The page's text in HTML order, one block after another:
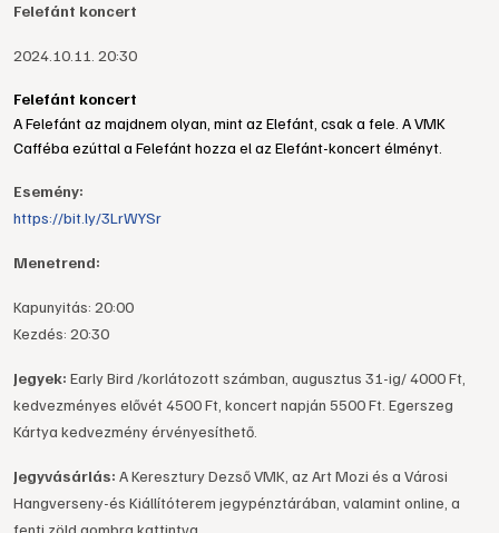
Felefánt koncert
2024.10.11. 20:30
Felefánt koncert
A Felefánt az majdnem olyan, mint az Elefánt, csak a fele. A VMK
Cafféba ezúttal a Felefánt hozza el az Elefánt-koncert élményt.
Esemény:
https://bit.ly/3LrWYSr
Menetrend:
Kapunyitás: 20:00
Kezdés: 20:30
Jegyek: Early Bird /korlátozott számban, augusztus 31-ig/ 4000 Ft,
kedvezményes elővét 4500 Ft, koncert napján 5500 Ft. Egerszeg
Kártya kedvezmény érvényesíthető.
Jegyvásárlás: A Keresztury Dezső VMK, az Art Mozi és a Városi
Hangverseny-és Kiállítóterem jegypénztárában, valamint online, a
fenti zöld gombra kattintva.